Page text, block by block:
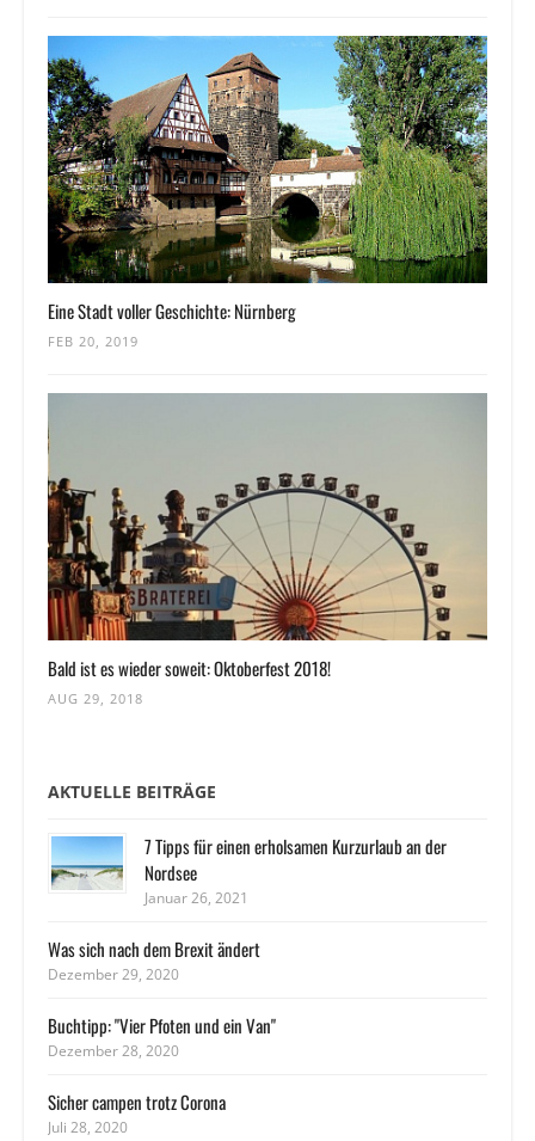
Eine Stadt voller Geschichte: Nürnberg
FEB 20, 2019
Bald ist es wieder soweit: Oktoberfest 2018!
AUG 29, 2018
AKTUELLE BEITRÄGE
7 Tipps für einen erholsamen Kurzurlaub an der
Nordsee
Januar 26, 2021
Was sich nach dem Brexit ändert
Dezember 29, 2020
Buchtipp: "Vier Pfoten und ein Van"
Dezember 28, 2020
Sicher campen trotz Corona
Juli 28, 2020